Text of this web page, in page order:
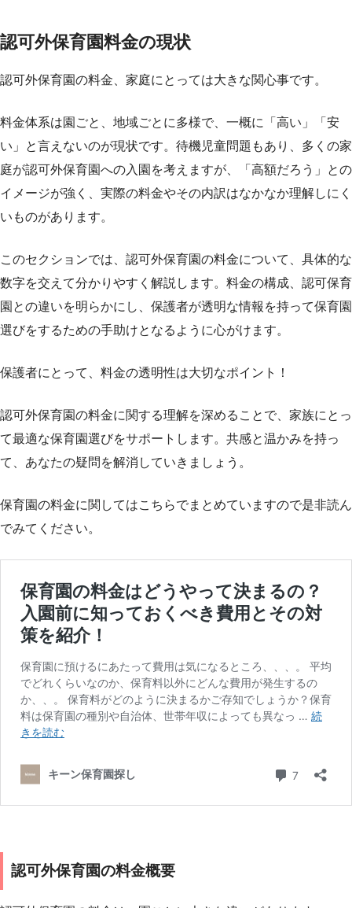
認可外保育園料金の現状
認可外保育園の料金、家庭にとっては大きな関心事です。
料金体系は園ごと、地域ごとに多様で、一概に「高い」「安
い」と言えないのが現状です。待機児童問題もあり、多くの家
庭が認可外保育園への入園を考えますが、「高額だろう」との
イメージが強く、実際の料金やその内訳はなかなか理解しにく
いものがあります。
このセクションでは、認可外保育園の料金について、具体的な
数字を交えて分かりやすく解説します。料金の構成、認可保育
園との違いを明らかにし、保護者が透明な情報を持って保育園
選びをするための手助けとなるように心がけます。
保護者にとって、料金の透明性は大切なポイント！
認可外保育園の料金に関する理解を深めることで、家族にとっ
て最適な保育園選びをサポートします。共感と温かみを持っ
て、あなたの疑問を解消していきましょう。
保育園の料金に関してはこちらでまとめていますので是非読ん
でみてください。
認可外保育園の料金概要